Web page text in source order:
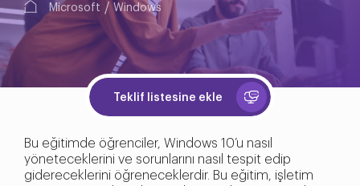
Microsoft Windows
Teklif listesine ekle
Bu eğitimde öğrenciler, Windows 10’u nasıl
yöneteceklerini ve sorunlarını nasıl tespit edip
gidereceklerini öğreneceklerdir. Bu eğitim, işletim